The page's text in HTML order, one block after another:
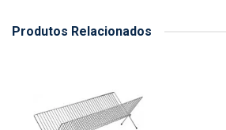
Produtos Relacionados